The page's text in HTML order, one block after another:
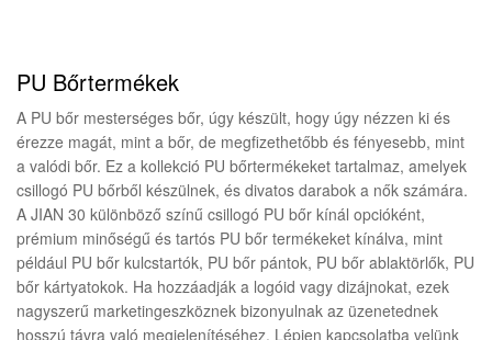
PU Bőrtermékek
A PU bőr mesterséges bőr, úgy készült, hogy úgy nézzen ki és
érezze magát, mint a bőr, de megfizethetőbb és fényesebb, mint
a valódi bőr. Ez a kollekció PU bőrtermékeket tartalmaz, amelyek
csillogó PU bőrből készülnek, és divatos darabok a nők számára.
A JIAN 30 különböző színű csillogó PU bőr kínál opcióként,
prémium minőségű és tartós PU bőr termékeket kínálva, mint
például PU bőr kulcstartók, PU bőr pántok, PU bőr ablaktörlők, PU
bőr kártyatokok. Ha hozzáadják a logóid vagy dizájnokat, ezek
nagyszerű marketingeszköznek bizonyulnak az üzenetednek
hosszú távra való megjelenítéséhez. Lépjen kapcsolatba velünk